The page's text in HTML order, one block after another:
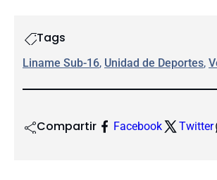
Tags
Liname Sub-16, Unidad de Deportes,
Compartir Facebook Twitter